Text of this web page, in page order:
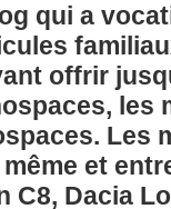
qui a
offrir
les
Les
et
C8, Dacia